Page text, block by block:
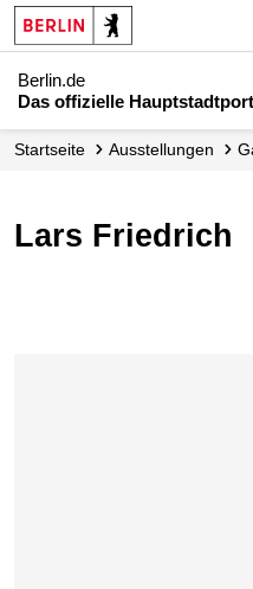
Berlin.de
Das offizielle
Startseite Ausstellungen
Lars Friedrich